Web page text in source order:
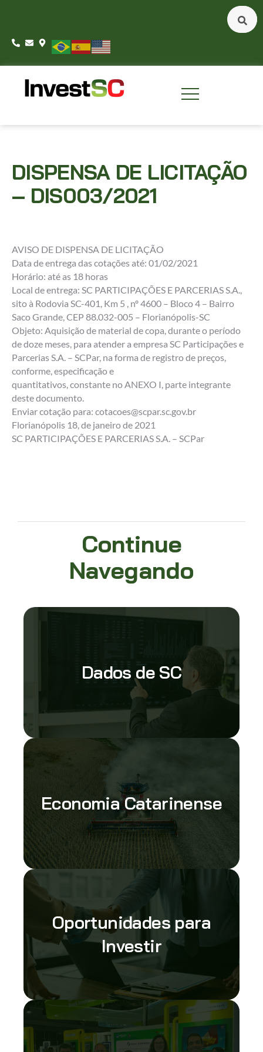
DISPENSA DE LICITAÇÃO
– DIS003/2021
AVISO DE DISPENSA DE LICITAÇÃO
Data de entrega das cotações até: 01/02/2021
Horário: até as 18 horas
Local de entrega: SC PARTICIPAÇÕES E PARCERIAS S.A.,
sito à Rodovia SC-401, Km 5 , nº 4600 – Bloco 4 – Bairro
Saco Grande, CEP 88.032-005 – Florianópolis-SC
Objeto: Aquisição de material de copa, durante o período
de doze meses, para atender a empresa SC Participações e
Parcerias S.A. – SCPar, na forma de registro de preços,
conforme, especificação e
quantitativos, constante no ANEXO I, parte integrante
deste documento.
Enviar cotação para: cotacoes@scpar.sc.gov.br
Florianópolis 18, de janeiro de 2021
SC PARTICIPAÇÕES E PARCERIAS S.A. – SCPar
Continue
Navegando
Dados de SC
Economia Catarinense
Oportunidades para
Investir